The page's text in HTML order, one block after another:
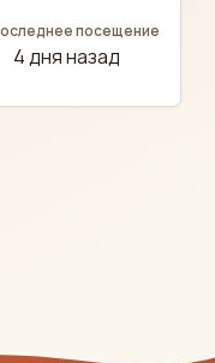
посещение
4 дня назад